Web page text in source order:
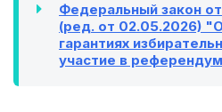
Федеральный закон
(ред. от 02.05.2026)
гарантиях
участие в